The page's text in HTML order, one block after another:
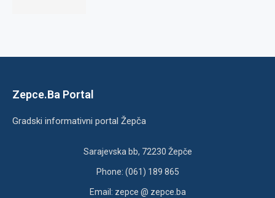
Zepce.Ba Portal
Gradski informativni portal Žepča
Sarajevska bb, 72230 Žepče
Phone: (061) 189 865
Email: zepce @ zepce.ba